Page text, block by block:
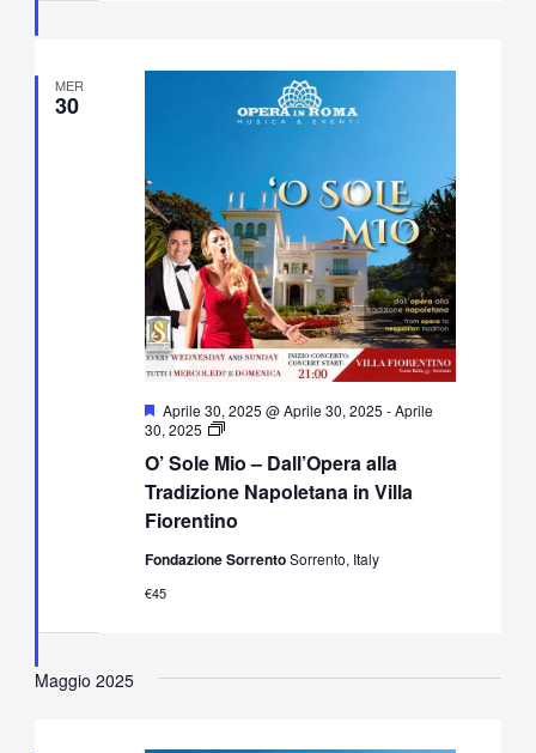
MER
30
O’ Sole Mio – Dall’Opera alla
Tradizione Napoletana in Villa
Fiorentino
Segnalati
Aprile 30, 2025 @ Aprile 30, 2025 -Aprile
30, 2025
O’
Mio
–
Dall’Opera
alla
Napoletana
Fondazione SorrentoSorrento, Italy
€45
Maggio 2025